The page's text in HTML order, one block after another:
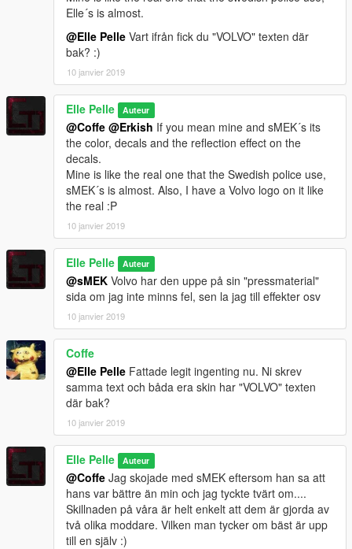
Elle´s is almost.
@Elle Pelle Vart ifrån fick du "VOLVO" texten där
bak? :)
10 janvier 2019
Elle Pelle Auteur
@Coffe @Erkish If you mean mine and sMEK´s its
the color, decals and the reflection effect on the
decals.
Mine is like the real one that the Swedish police use,
sMEK´s is almost. Also, I have a Volvo logo on it like
the real :P
10 janvier 2019
Elle Pelle Auteur
@sMEK Volvo har den uppe på sin "pressmaterial"
sida om jag inte minns fel, sen la jag till effekter osv
10 janvier 2019
Coffe
@Elle Pelle Fattade legit ingenting nu. Ni skrev
samma text och båda era skin har "VOLVO" texten
där bak?
10 janvier 2019
Elle Pelle Auteur
@Coffe Jag skojade med sMEK eftersom han sa att
hans var bättre än min och jag tyckte tvärt om....
Skillnaden på våra är helt enkelt att dem är gjorda av
två olika moddare. Vilken man tycker om bäst är upp
till en själv :)